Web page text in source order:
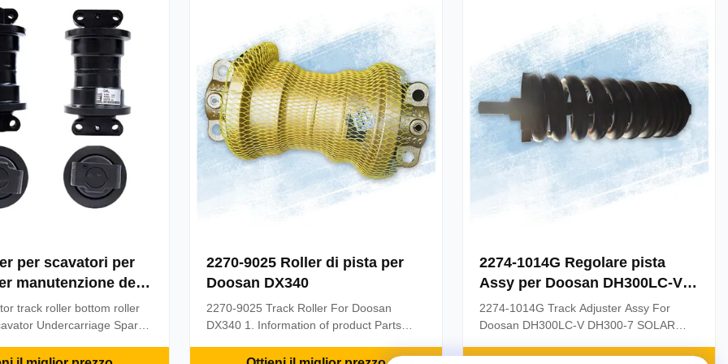
Delivery: 1-3 days for
for ...
ROLLER 322BL MOQ: 1PC Delivery: 1-3
days for stocks, 3-10 ...
per scavatori per
manutenzione del
track roller bottom roller
Undercarriage Spare
Name: E320 excavator track
2270-9025 Roller di pista per
Doosan DX340
2270-9025 Track Roller For Doosan
DX340 1. Information of product Parts
Doosan DX340 Part No: 2270-9025 MOQ:
2274-1014G Regolare pista
Assy per Doosan DH300LC-V
DH300-7 SOLAR 300LC-V
2274-1014G Track Adjuster Assy For
Doosan DH300LC-V DH300-7 SOLAR
Name:2274-1014G Track Adjuster Assy